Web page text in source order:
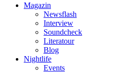
Magazin
Newsflash
Interview
Soundcheck
Literatour
Blog
Nightlife
Events